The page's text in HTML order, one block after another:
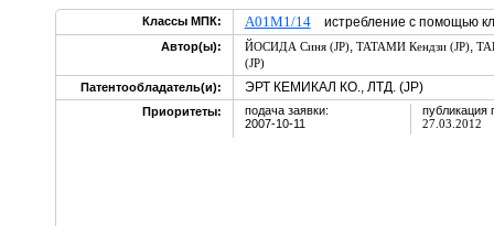
Классы МПК: A01M1/14истребление с помощью
Автор(ы): ЙОСИДА Синя (JP), ТАТАМИ Кендзи (JP),
(JP)
Патентообладатель(и):
ЭРТ КЕМИКАЛ КО., ЛТД. (JP)
Приоритеты:
подача заявки:
2007-10-11
публикация
27.03.2012